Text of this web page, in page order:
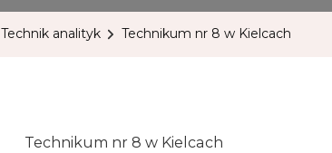
Technik analityk Technikum nr 8 w Kielcach
Technikum nr 8 w Kielcach